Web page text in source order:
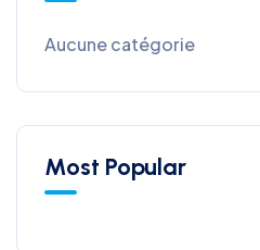
Aucune catégorie
Most Popular